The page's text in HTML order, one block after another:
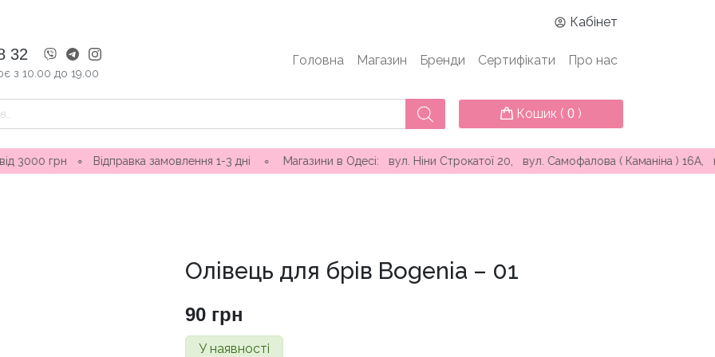
Кабінет
32
з 10.00 до 19.00
Головна Магазин Бренди Сертифікати Про нас
Кошик ( 0 )
∘Відправка замовлення 1-3 дні ∘ Магазини в Одесі: вул. Ніни Строкатої 20, вул. Самофалова ( Каманіна ) 16А,
Олівець для брів Bogenia – 01
90 грн
У наявності